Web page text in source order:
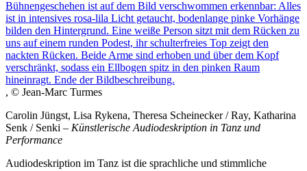
, © Jean-Marc Turmes
Carolin Jüngst, Lisa Rykena, Theresa Scheinecker / Ray, Katharina
Senk / Senki – Künstlerische Audiodeskription in Tanz und
Performance
Audiodeskription im Tanz ist die sprachliche und stimmliche